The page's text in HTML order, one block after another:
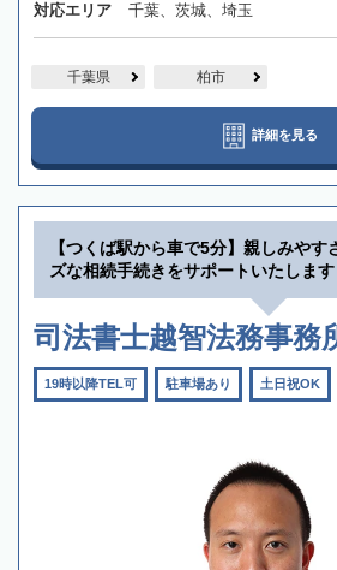
対応エリア 千葉、茨城、埼玉
千葉県 柏市
詳細を見る
【つくば駅から車で5分】親しみや
ズな相続手続きをサポートいたします
司法書士越智法務事務
19時以降TEL可 駐車場あり 土日祝OK